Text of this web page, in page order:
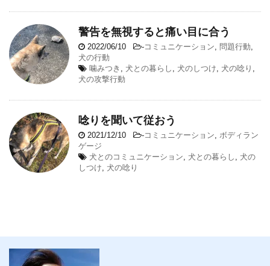
警告を無視すると痛い目に合う
2022/06/10 -コミュニケーション 問題行動
犬の行動
噛みつき
犬との暮らし 犬のしつけ 犬の唸り
犬の攻撃行動
唸りを聞いて従おう
2021/12/10 -コミュニケーション
ボディラン
ゲージ
犬とのコミュニケーション
犬との暮らし
犬の
しつけ
犬の唸り